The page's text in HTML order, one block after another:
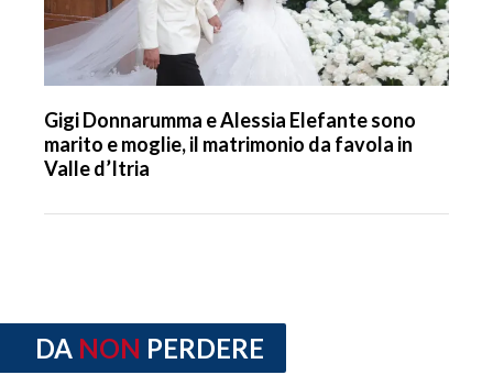
Gigi Donnarumma e Alessia Elefante sono
marito e moglie, il matrimonio da favola in
Valle d’Itria
DA NON PERDERE